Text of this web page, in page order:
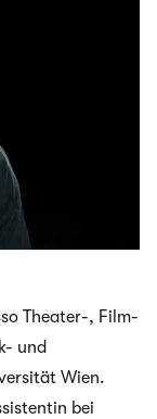
Theater-, Film-
und
Wien.
bei